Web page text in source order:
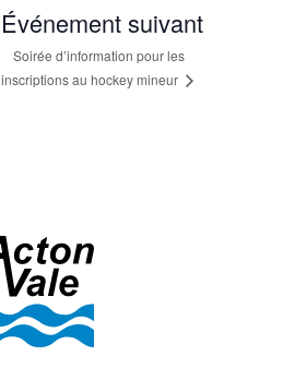
Événement suivant
Soirée d’information pour les
inscriptions au hockey mineur